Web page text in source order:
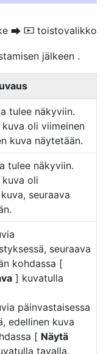
U D toistovalikko
jälkeen .
tulee näkyviin.
oli viimeinen
kuva näytetään.
tulee näkyviin.
oli
seuraava
seuraava
kohdassa [
] kuvatulla
päinvastaisessa
edellinen kuva
[ Näytä
tavalla.